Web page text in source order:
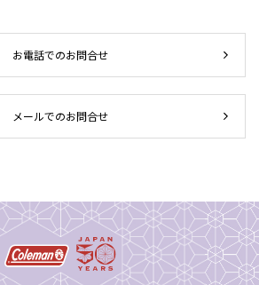
お電話でのお問合せ
メールでのお問合せ